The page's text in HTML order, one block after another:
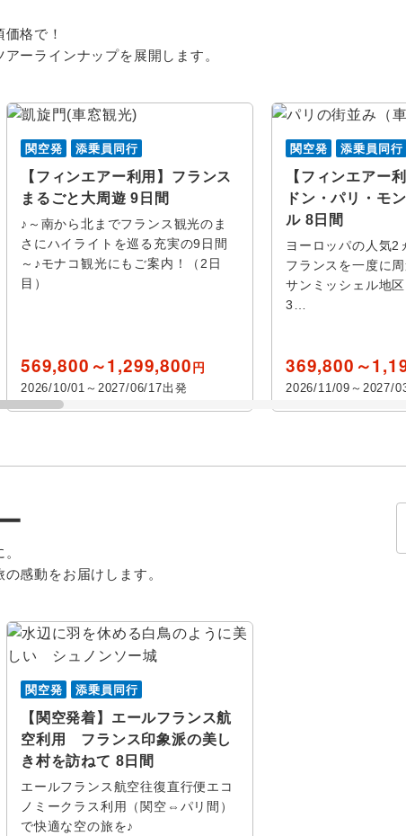
伊丹 関空又は
関空又は
大阪港 大阪南港
奈良
モンサンミッシェル
ール マルセイユ ゴルド
エクス アン プロヴァ
ンス
シャルトル
ランス カルカッ
オンフルール サンテミ
ボーヌ アルビ
トゥール
プロヴァン
シェルブール
ヌブロー ラ ロシェル
ブ イエール
サンジャンピエドポー
ブレスト
火 水
観光列車 クルーズ
ホテル日本語スタッフ 往復送迎
ぐり 音楽・コンサート 祭り・シ
オーロラ
ビーチ・
戦
テーマパーク
クション
格で！
ーラインナップを展開します。
関空発 添乗員同行
【フィンエアー利用】フランス
まるごと大周遊 9日間
♪～南から北までフランス観光のま
さにハイライトを巡る充実の9日間
～♪モナコ観光にもご案内！（2日
目）
569,800～1,299,800円
2026/10/01～2027/06/17出発
関空発 添乗員同行
【フィンエアー
ドン・パリ・モ
ル 8日間
ヨーロッパの人気2
フランスを一度に
サンミッシェル地区
3…
369,800～
2026/11/09～2027/
感動をお届けします。
関空発 添乗員同行
【関空発着】エールフランス航
空利用 フランス印象派の美し
き村を訪ねて 8日間
エールフランス航空往復直行便エコ
ノミークラス利用（関空⇔パリ間）
で快適な空の旅を♪